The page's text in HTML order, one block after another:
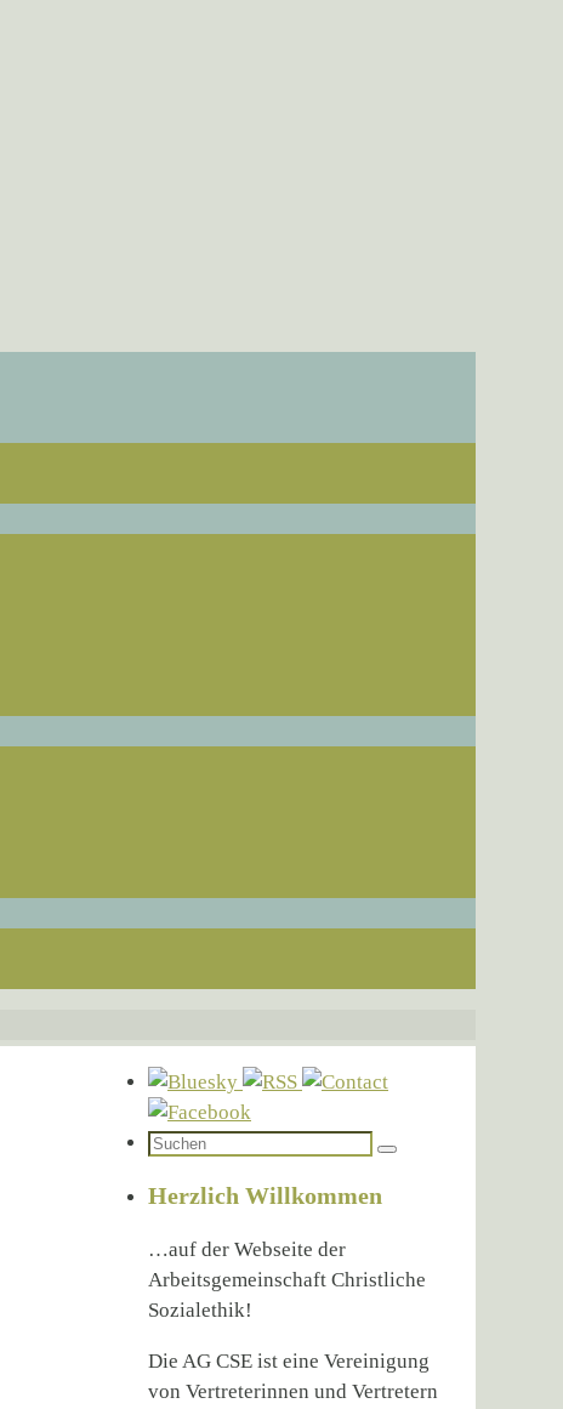
Suchen
Suchen
Herzlich Willkommen
…auf der Webseite der
Arbeitsgemeinschaft Christliche
Sozialethik!
Die AG CSE ist eine Vereinigung
von Vertreterinnen und Vertretern